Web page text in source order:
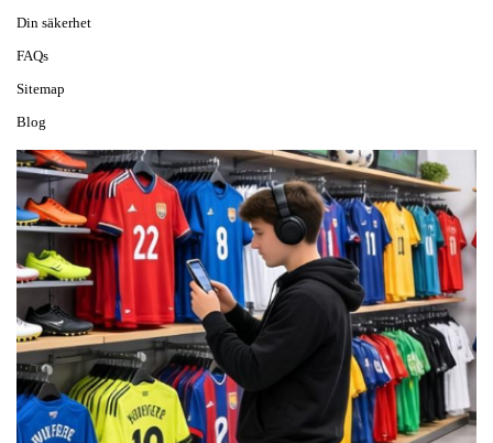
Din säkerhet
FAQs
Sitemap
Blog